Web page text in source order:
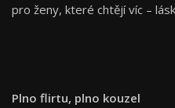
pro ženy, které chtějí víc –
Plno flirtu, plno kouzel